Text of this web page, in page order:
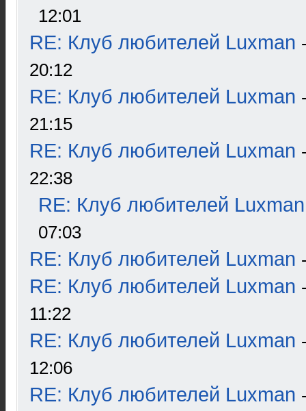
12:01
RE: Клуб любителей Luxman
20:12
RE: Клуб любителей Luxman
21:15
RE: Клуб любителей Luxman
22:38
RE: Клуб любителей Luxman
07:03
RE: Клуб любителей Luxman
RE: Клуб любителей Luxman
11:22
RE: Клуб любителей Luxman
12:06
RE: Клуб любителей Luxman